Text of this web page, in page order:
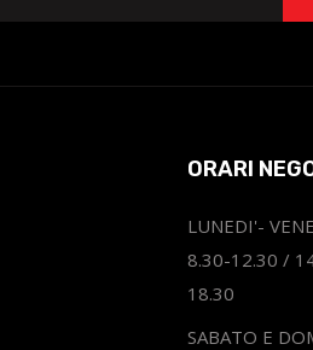
ORARI
LUNEDI'-
8.30-12.30 /
18.30
SABATO E